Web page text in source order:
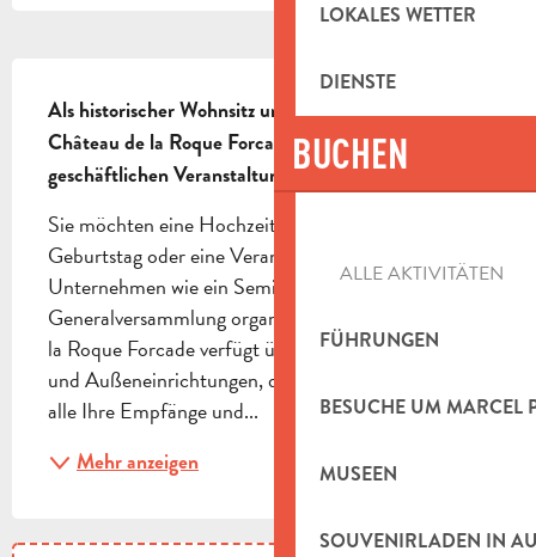
LOKALES WETTER
DIENSTE
BUCHEN
ALLE AKTIVITÄTEN
FÜHRUNGEN
BESUCHE UM MARCEL
MUSEEN
SOUVENIRLADEN IN
Als historischer Wohnsitz und Weingut kann das
Château de la Roque Forcade alle Ihre privaten und
geschäftlichen Veranstaltungen beherbergen.
Sie möchten eine Hochzeit, eine Taufe, einen
Geburtstag oder eine Veranstaltung für Ihr
Unternehmen wie ein Seminar oder eine
Generalversammlung organisieren? Das Château de
la Roque Forcade verfügt über zahlreiche Innen-
und Außeneinrichtungen, die es Ihnen ermöglichen,
alle Ihre Empfänge und...
Mehr anzeigen